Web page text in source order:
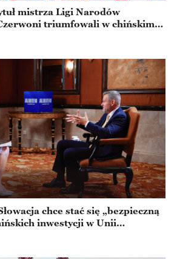
mistrza Ligi Narodów
triumfowali w chińskim
chce stać się „bezpieczną
inwestycji w Unii